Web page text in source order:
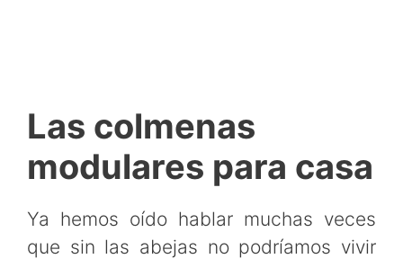
Las colmenas
modulares para casa
Ya hemos oído hablar muchas veces
que sin las abejas no podríamos vivir